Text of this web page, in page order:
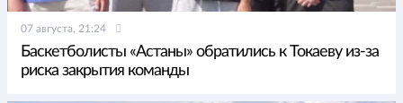
07 августа, 21:24
Баскетболисты «Астаны» обратились к Токаеву из-за
риска закрытия команды